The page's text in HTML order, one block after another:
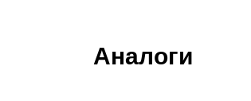
Аналоги